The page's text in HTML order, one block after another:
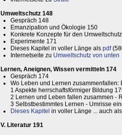
Umweltschutz 148
Gespräch 148
Emanzipation und Ökologie 150
Konkrete Konzepte für den
Experimente 171
Dieses Kapitel in voller Länge als pdf
Internetseite zu Umweltschutz von unten
Lernen, Aneignen, Wissen vermitteln 174
Gespräch 174
Wo Leben und Lernen
1 Aspekte herrschaftsförmiger Bildung
2 Lernen und Leben fallen zusammen -
3 Selbstbestimmtes Lernen - Umrisse
Dieses Kapitel in voller Länge ... auch als
V. Literatur 191